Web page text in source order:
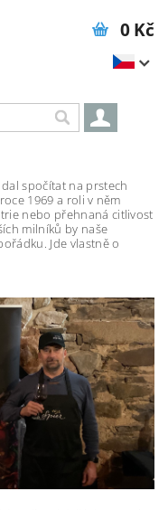
0 Kč
spočítat na prstech
1969 a roli v něm
nebo přehnaná citlivost
milníků by naše
Jde vlastně o